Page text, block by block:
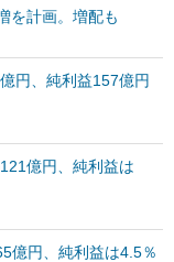
を計画。増配も
円、純利益157億円
億円、純利益は
億円、純利益は4.5％